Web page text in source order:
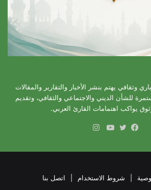
وثقافي يهتم بنشر الأخبار والتقارير والمقالات
للشأن الديني والاجتماعي والثقافي، وتقديم
يواكب اهتمامات القارئ العربي.
شروط الاستخدام اتصل بنا